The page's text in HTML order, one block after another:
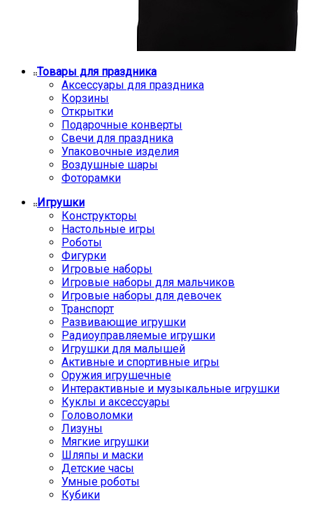
Товары для праздника
Аксессуары для праздника
Корзины
Открытки
Подарочные конверты
Свечи для праздника
Упаковочные изделия
Воздушные шары
Фоторамки
Игрушки
Конструкторы
Настольные игры
Роботы
Фигурки
Игровые наборы
Игровые наборы для мальчиков
Игровые наборы для девочек
Транспорт
Развивающие игрушки
Радиоуправляемые игрушки
Игрушки для малышей
Активные и спортивные игры
Оружия игрушечные
Интерактивные и музыкальные игрушки
Куклы и аксессуары
Головоломки
Лизуны
Мягкие игрушки
Шляпы и маски
Детские часы
Умные роботы
Кубики